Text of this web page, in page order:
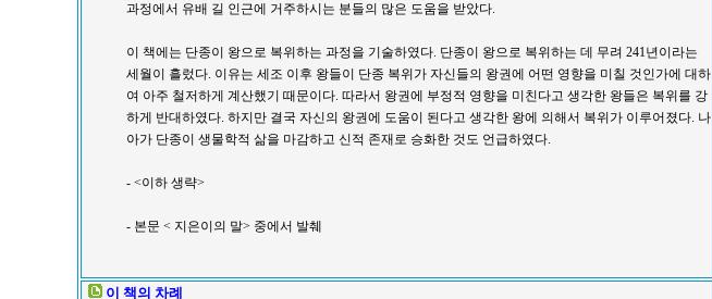
과정에서 유배 길 인근에 거주하시는 분들의 많은 도움을 받았다.
이 책에는 단종이 왕으로 복위하는 과정을 기술하였다. 단종이 왕으로 복위하는 데 무려 241년이라는
세월이 흘렀다. 이유는 세조 이후 왕들이 단종 복위가 자신들의 왕권에 어떤 영향을 미칠 것인가에 대하
여 아주 철저하게 계산했기 때문이다. 따라서 왕권에 부정적 영향을 미친다고 생각한 왕들은 복위를 강
하게 반대하였다. 하지만 결국 자신의 왕권에 도움이 된다고 생각한 왕에 의해서 복위가 이루어졌다. 나
아가 단종이 생물학적 삶을 마감하고 신적 존재로 승화한 것도 언급하였다.
- <이하 생략>
- 본문 < 지은이의 말> 중에서 발췌
이 책의 차례